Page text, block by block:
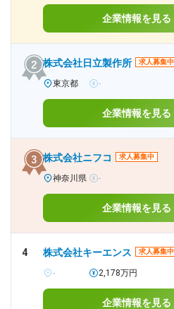
企業情報を見る
株式会社日立製作所 求人募集中
東京都 -
企業情報を見る
株式会社ニフコ 求人募集中
神奈川県 -
企業情報を見る
4 株式会社キーエンス 求人募集中
- 2,178万円
企業情報を見る